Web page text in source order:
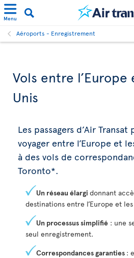
Menu
Aéroports - Enregistrement
Vols entre
Unis
Les passagers d’Air
voyager entre l’Europe et
à des vols de
Toronto*.
Un réseau élargi donnant
destinations entre l’Europe et
Un processus simplifié : une
seul enregistrement.
Correspondances garanties :